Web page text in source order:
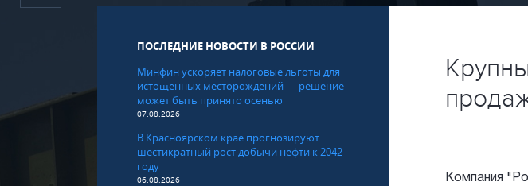
ПОСЛЕДНИЕ НОВОСТИ В РОССИИ
Минфин ускоряет налоговые льготы для
истощённых месторождений — решение
может быть принято осенью
07.08.2026
В Красноярском крае прогнозируют
шестикратный рост добычи нефти к 2042
году
06.08.2026
Компания